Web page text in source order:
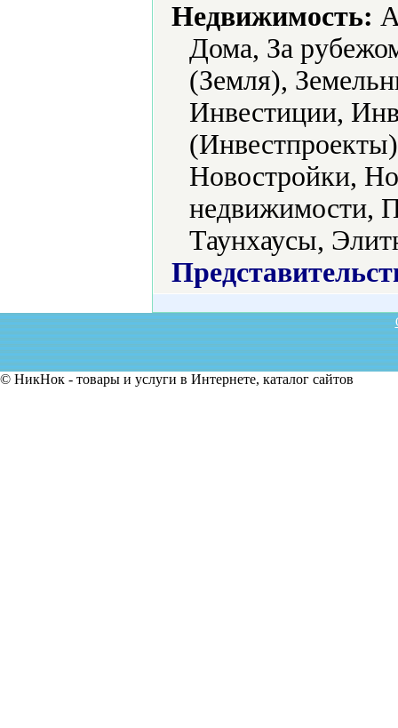
Недвижимость:
Дома, За
(Земля),
Инвестиции,
Новостройки,
недвижимости,
Таунхаусы,
© НикНок - товары и услуги в Интернете, каталог сайтов